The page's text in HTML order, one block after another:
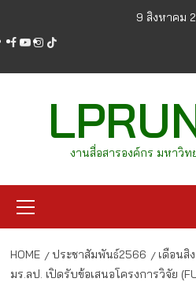
content
9 สิงหาคม
facebook
youtube
instagram
tiktok
งานสื่อสารองค์กร มหาวิท
Menu
HOME ประชาสัมพันธ์2566 เดือนสิ
มร.ลป. เปิดรับข้อเสนอโครงการวิจัย